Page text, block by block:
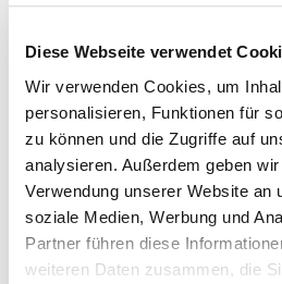
Diese Webseite verwendet
Wir verwenden Cookies, um
personalisieren, Funktionen für
zu können und die Zugriffe auf
analysieren. Außerdem geben
Verwendung unserer Website an
soziale Medien, Werbung und
Partner führen diese
weiteren Daten zusammen, die
Herr Luis Ritter
Telefon: +49 89 90932010
Telefax: +49 89 90932011